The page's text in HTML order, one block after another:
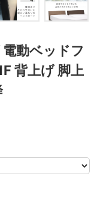
動ベッドフ
背上げ 脚上